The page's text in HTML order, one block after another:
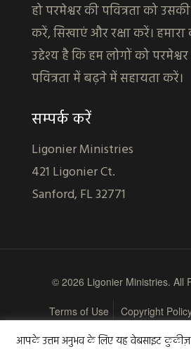
हो परमेश्वर की पवित्रता को
करें, सिखाएं और रक्षा करें। हमारा
उद्देश्य है कि हम लोगों को
पवित्रता में बढ़ने में सहायता करें।
सम्पर्क करें
Ligonier Ministries
421 Ligonier Ct.
Sanford, FL 32771
© 2026 Ligonier Ministries. All
Terms of Use Copyright
आपके उत्तम अनुभव के लिए यह वेबसाइट कुकीज़